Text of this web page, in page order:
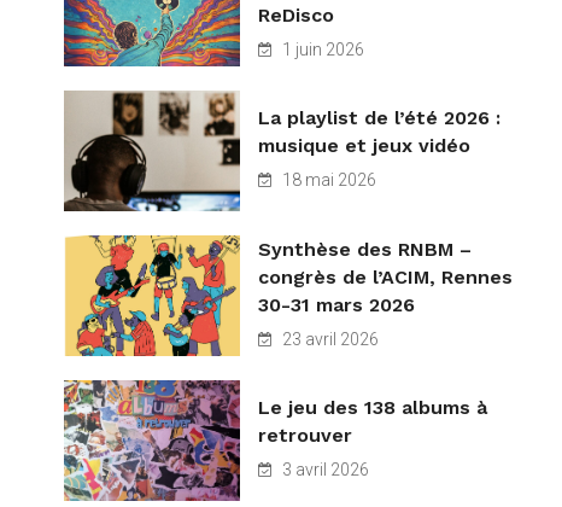
ReDisco
1 juin 2026
La playlist de l’été 2026 :
musique et jeux vidéo
18 mai 2026
Synthèse des RNBM –
congrès de l’ACIM, Rennes
30-31 mars 2026
23 avril 2026
Le jeu des 138 albums à
retrouver
3 avril 2026